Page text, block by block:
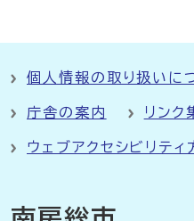
個人情報の取り扱いに
庁舎の案内 リンク
ウェブアクセシビリティ